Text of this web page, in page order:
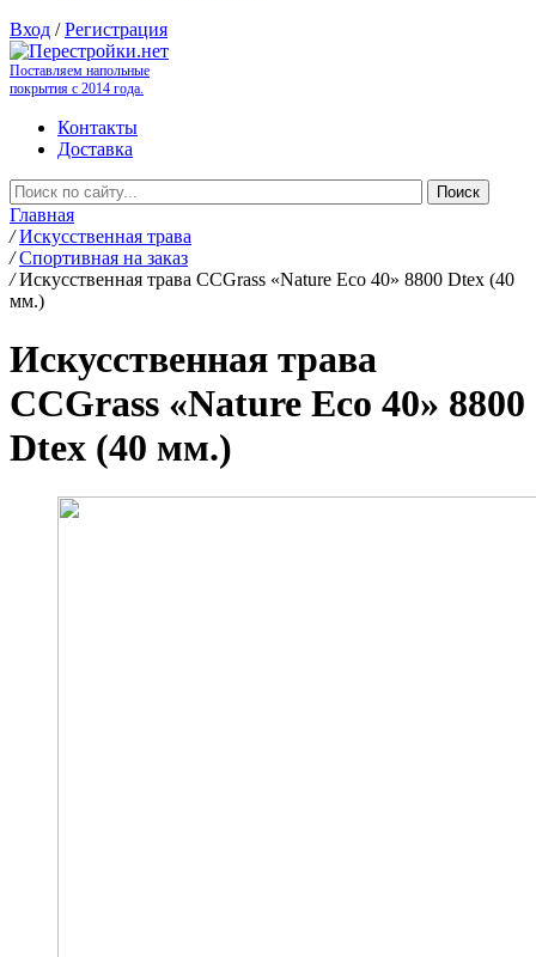
Вход /Регистрация
Поставляем напольные
покрытия с 2014 года.
Контакты
Доставка
Главная
/ Искусственная трава
/ Спортивная на заказ
/ Искусственная трава CCGrass «Nature Eco 40» 8800 Dtex (40
мм.)
Искусственная трава
CCGrass «Nature Eco 40» 8800
Dtex (40 мм.)